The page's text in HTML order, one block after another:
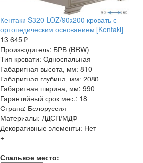
Кентаки S320-LOZ/90x200 кровать с
ортопедическим основанием [Kentaki]
13 645 ₽
Производитель: БРВ (BRW)
Тип кровати: Односпальная
Габаритная высота, мм: 810
Габаритная глубина, мм: 2080
Габаритная ширина, мм: 990
Гарантийный срок мес.: 18
Страна: Белоруссия
Материалы: ЛДСП/МДФ
Декоративные элементы: Нет
+
Спальное место: